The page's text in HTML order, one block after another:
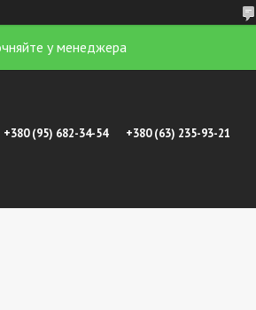
у менеджера
+380 (95) 682-34-54 +380 (63) 235-93-21